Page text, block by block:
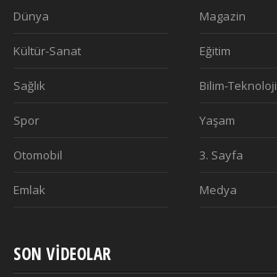
Dünya Magazin
Kültür-Sanat Eğitim
Sağlık Bilim-Teknoloji
Spor Yaşam
Otomobil 3. Sayfa
Emlak Medya
SON VIDEOLAR